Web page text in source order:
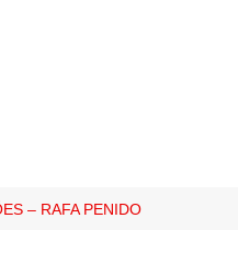
– RAFA PENIDO